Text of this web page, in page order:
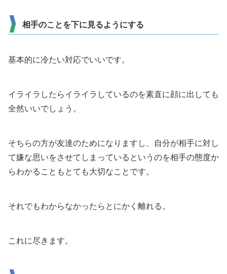
相手のことを下に見るようにする
基本的に冷たい対応でいいです。
イライラしたらイライラしているのを素直に顔に出しても
全然いいでしょう。
そちらの方が友達のためになりますし、自分が相手に対し
て嫌な思いをさせてしまっているというのを相手の態度か
らわかることもとても大切なことです。
それでもわからなかったらとにかく離れる。
これに尽きます。